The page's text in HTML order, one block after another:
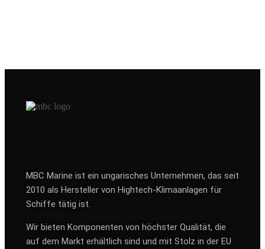
MBC Marine ist ein ungarisches Unternehmen, das seit
2010 als Hersteller von Hightech-Klimaanlagen für
Schiffe tätig ist.
Wir bieten Komponenten von höchster Qualität, die
auf dem Markt erhältlich sind und mit Stolz in der EU